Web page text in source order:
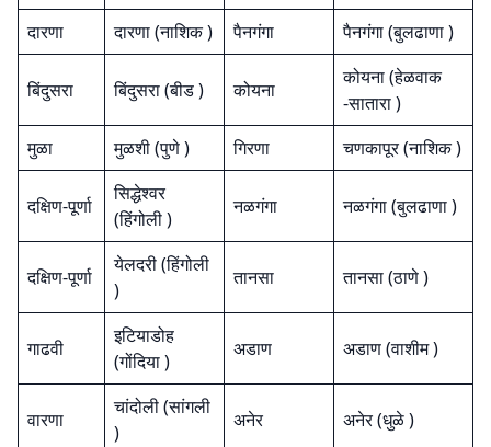
दारणा दारणा (नाशिक ) पैनगंगा पैनगंगा (बुलढाणा )
बिंदुसरा बिंदुसरा (बीड ) कोयना
कोयना (हेळवाक
-सातारा )
मुळा
मुळशी (पुणे ) गिरणा चणकापूर (नाशिक )
दक्षिण-पूर्णा
सिद्धेश्वर
(हिंगोली )
नळगंगा नळगंगा (बुलढाणा )
दक्षिण-पूर्णा
येलदरी (हिंगोली
)
तानसा तानसा (ठाणे )
गाढवी
इटियाडोह
(गोंदिया )
अडाण अडाण (वाशीम )
वारणा
चांदोली (सांगली
)
अनेर अनेर (धुळे )